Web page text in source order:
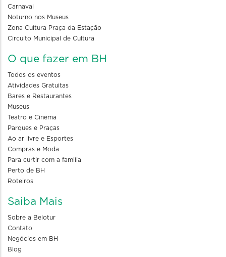
Carnaval
Noturno nos Museus
Zona Cultura Praça da Estação
Circuito Municipal de Cultura
O que fazer em BH
Todos os eventos
Atividades Gratuitas
Bares e Restaurantes
Museus
Teatro e Cinema
Parques e Praças
Ao ar livre e Esportes
Compras e Moda
Para curtir com a familia
Perto de BH
Roteiros
Saiba Mais
Sobre a Belotur
Contato
Negócios em BH
Blog